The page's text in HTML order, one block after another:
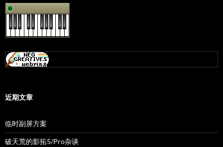
近期文章
临时副屏方案
破天荒的影拓5/Pro杂谈